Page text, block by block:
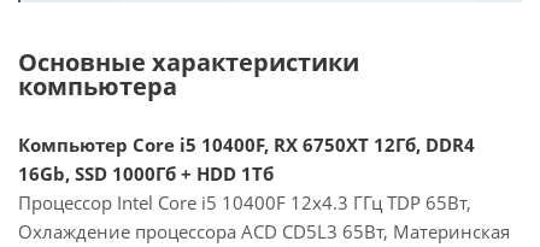
Основные характеристики
компьютера
Компьютер Core i5 10400F, RX 6750XT 12Гб, DDR4
16Gb, SSD 1000Гб + HDD 1Тб
Процессор Intel Core i5 10400F 12x4.3 ГГц TDP 65Вт,
Охлаждение процессора ACD CD5L3 65Вт, Материнская